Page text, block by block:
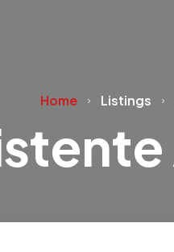
Home Listings